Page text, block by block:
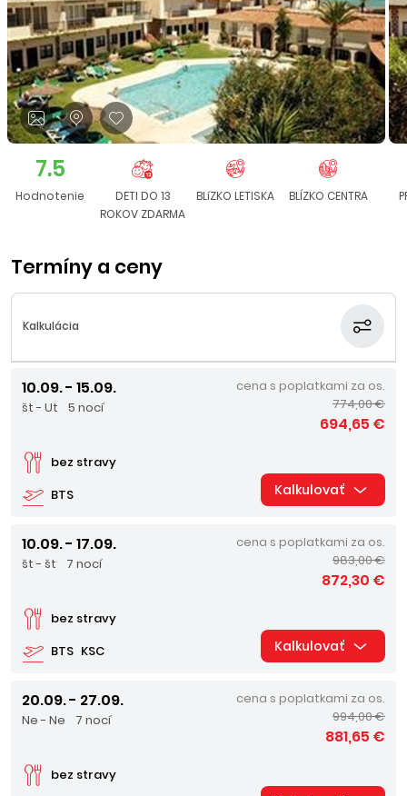
7.5
Hodnotenie
DETI DO 13
ROKOV ZDARMA
BLíZKO LETISKA BLÍZKO CENTRA
Termíny a ceny
Kalkulácia
10.09. - 15.09.
št - Ut 5 nocí
BTS
bez stravy
cena s poplatkami za os.
774,00 €
694,65 €
Kalkulovať
10.09. - 17.09.
št - št 7 nocí
BTS KSC
bez stravy
cena s poplatkami za os.
983,00 €
872,30 €
Kalkulovať
20.09. - 27.09.
Ne - Ne 7 nocí
bez stravy
cena s poplatkami za os.
994,00 €
881,65 €